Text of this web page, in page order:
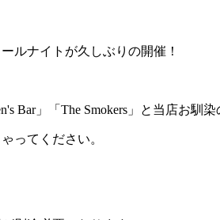
ルナイトが久しぶりの開催！
Bar」「The Smokers」と当店お馴
ってください。